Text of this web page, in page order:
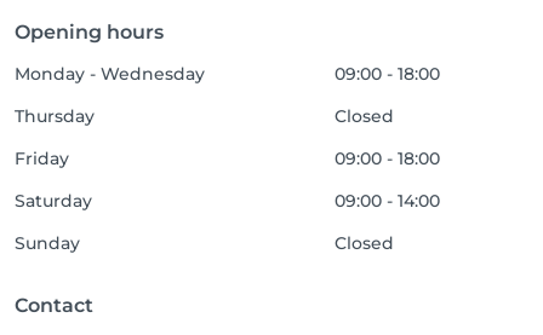
Opening hours
Monday - Wednesday
09:00 - 18:00
Thursday
Closed
Friday
09:00 - 18:00
Saturday
09:00 - 14:00
Sunday
Closed
Contact